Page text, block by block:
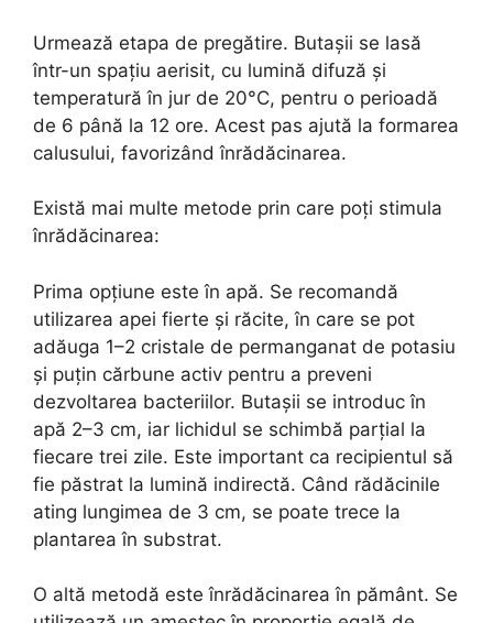
Urmează etapa de pregătire. Butașii se lasă
într-un spațiu aerisit, cu lumină difuză și
temperatură în jur de 20°C, pentru o perioadă
de 6 până la 12 ore. Acest pas ajută la formarea
calusului, favorizând înrădăcinarea.
Există mai multe metode prin care poți stimula
înrădăcinarea:
Prima opțiune este în apă. Se recomandă
utilizarea apei fierte și răcite, în care se pot
adăuga 1–2 cristale de permanganat de potasiu
și puțin cărbune activ pentru a preveni
dezvoltarea bacteriilor. Butașii se introduc în
apă 2–3 cm, iar lichidul se schimbă parțial la
fiecare trei zile. Este important ca recipientul să
fie păstrat la lumină indirectă. Când rădăcinile
ating lungimea de 3 cm, se poate trece la
plantarea în substrat.
O altă metodă este înrădăcinarea în pământ. Se